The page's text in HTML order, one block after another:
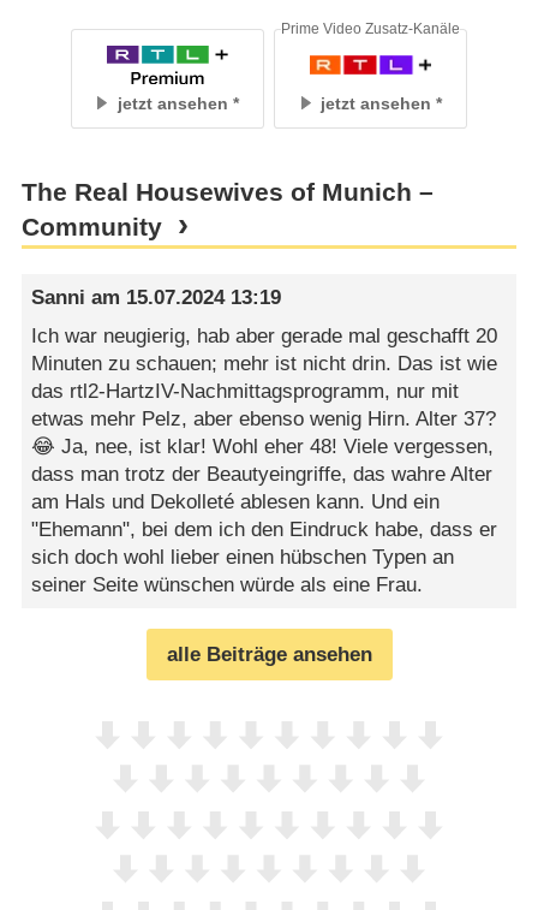
jetzt ansehen jetzt ansehen
Prime Video Zusatz-Kanäle
The Real Housewives of Munich –
Community
Sanni am 15.07.2024 13:19
Ich war neugierig, hab aber gerade mal geschafft 20
Minuten zu schauen; mehr ist nicht drin. Das ist wie
das rtl2-HartzIV-Nachmittagsprogramm, nur mit
etwas mehr Pelz, aber ebenso wenig Hirn. Alter 37?
😂 Ja, nee, ist klar! Wohl eher 48! Viele vergessen,
dass man trotz der Beautyeingriffe, das wahre Alter
am Hals und Dekolleté ablesen kann. Und ein
"Ehemann", bei dem ich den Eindruck habe, dass er
sich doch wohl lieber einen hübschen Typen an
seiner Seite wünschen würde als eine Frau.
alle Beiträge ansehen